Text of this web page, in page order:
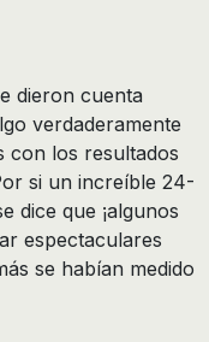
dieron cuenta
verdaderamente
con los resultados
si un increíble 24-
dice que ¡algunos
espectaculares
se habían medido